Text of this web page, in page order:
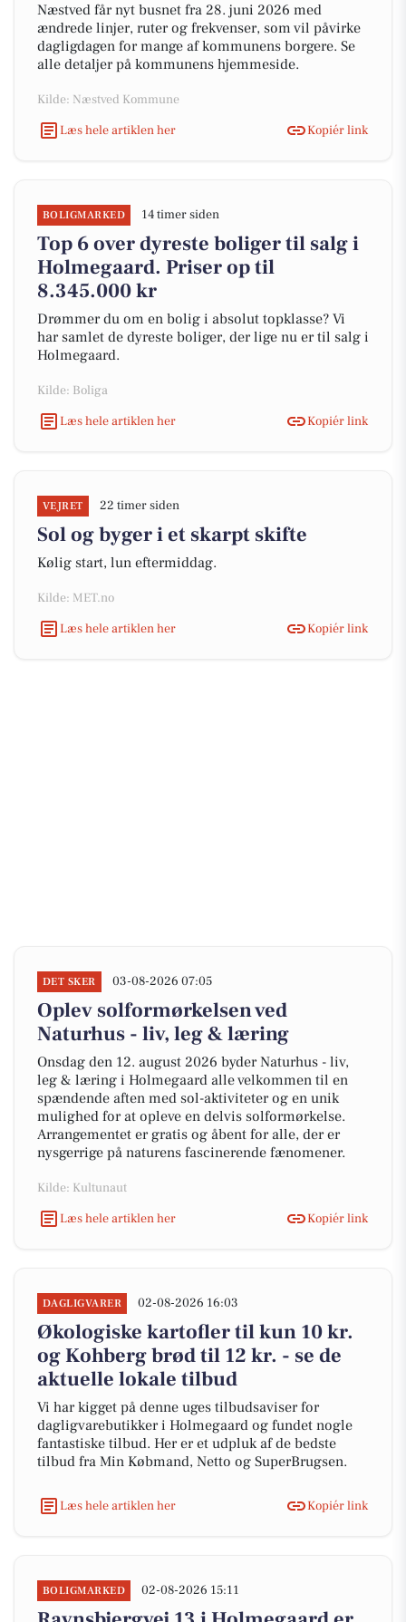
Næstved får nyt busnet fra 28. juni 2026 med
ændrede linjer, ruter og frekvenser, som vil påvirke
dagligdagen for mange af kommunens borgere. Se
alle detaljer på kommunens hjemmeside.
Kilde: Næstved Kommune
Læs hele artiklen her
Kopiér link
BOLIGMARKED 14 timer siden
Top 6 over dyreste boliger til salg i
Holmegaard. Priser op til
8.345.000 kr
Drømmer du om en bolig i absolut topklasse? Vi
har samlet de dyreste boliger, der lige nu er til salg i
Holmegaard.
Kilde: Boliga
Læs hele artiklen her
Kopiér link
VEJRET 22 timer siden
Sol og byger i et skarpt skifte
Kølig start, lun eftermiddag.
Kilde: MET.no
Læs hele artiklen her
Kopiér link
DET SKER 03-08-2026 07:05
Oplev solformørkelsen ved
Naturhus - liv, leg & læring
Onsdag den 12. august 2026 byder Naturhus - liv,
leg & læring i Holmegaard alle velkommen til en
spændende aften med sol-aktiviteter og en unik
mulighed for at opleve en delvis solformørkelse.
Arrangementet er gratis og åbent for alle, der er
nysgerrige på naturens fascinerende fænomener.
Kilde: Kultunaut
Læs hele artiklen her
Kopiér link
DAGLIGVARER 02-08-2026 16:03
Økologiske kartofler til kun 10 kr.
og Kohberg brød til 12 kr. - se de
aktuelle lokale tilbud
Vi har kigget på denne uges tilbudsaviser for
dagligvarebutikker i Holmegaard og fundet nogle
fantastiske tilbud. Her er et udpluk af de bedste
tilbud fra Min Købmand, Netto og SuperBrugsen.
Læs hele artiklen her Kopiér link
BOLIGMARKED 02-08-2026 15:11